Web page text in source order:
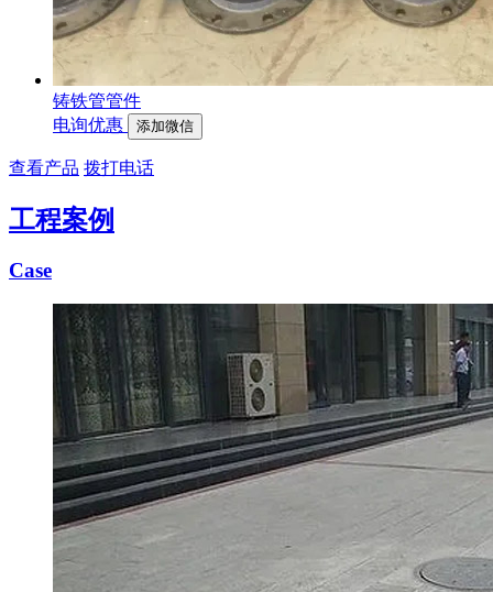
铸铁管管件
电询优惠
添加微信
查看产品 拨打电话
工程案例
Case